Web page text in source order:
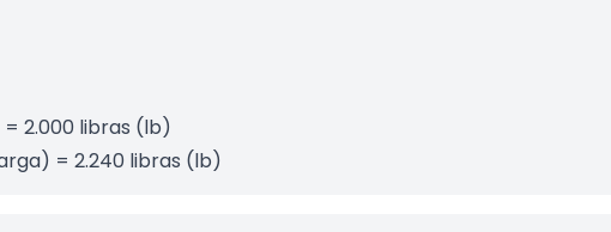
2.000 libras (lb)
= 2.240 libras (lb)